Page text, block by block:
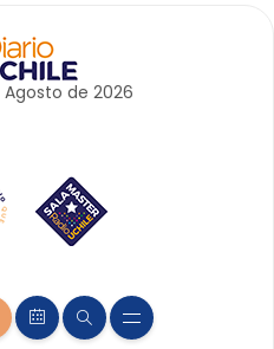
Agosto de 2026